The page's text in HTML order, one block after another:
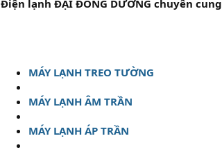
Điện lạnh ĐẠI ĐÔNG DƯƠNG chuyên
MÁY LẠNH TREO TƯỜNG
MÁY LẠNH ÂM TRẦN
MÁY LẠNH ÁP TRẦN